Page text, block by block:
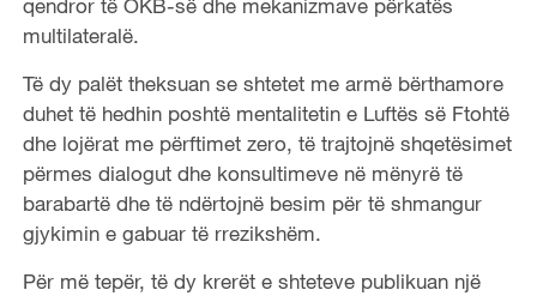
qendror të OKB-së dhe mekanizmave përkatës
multilateralë.
Të dy palët theksuan se shtetet me armë bërthamore
duhet të hedhin poshtë mentalitetin e Luftës së Ftohtë
dhe lojërat me përftimet zero, të trajtojnë shqetësimet
përmes dialogut dhe konsultimeve në mënyrë të
barabartë dhe të ndërtojnë besim për të shmangur
gjykimin e gabuar të rrezikshëm.
Për më tepër, të dy krerët e shteteve publikuan një